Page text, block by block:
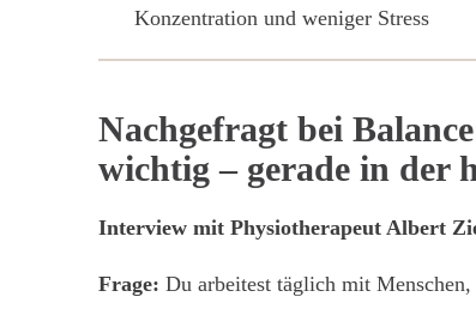
Konzentration und weniger Stress
Nachgefragt bei
wichtig – gerade in der
Interview mit Physiotherapeut Albert
Frage: Du arbeitest täglich mit